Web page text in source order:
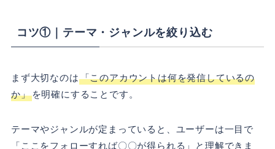
コツ①｜テーマ・ジャンルを絞り込む
まず大切なのは「このアカウントは何を発信しているの
か」を明確にすることです。
テーマやジャンルが定まっていると、ユーザーは一目で
「ここをフォローすれば〇〇が得られる」と理解できま